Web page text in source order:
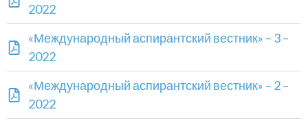
2022
«Международный аспирантский вестник» – 3 –
2022
«Международный аспирантский вестник» – 2 –
2022